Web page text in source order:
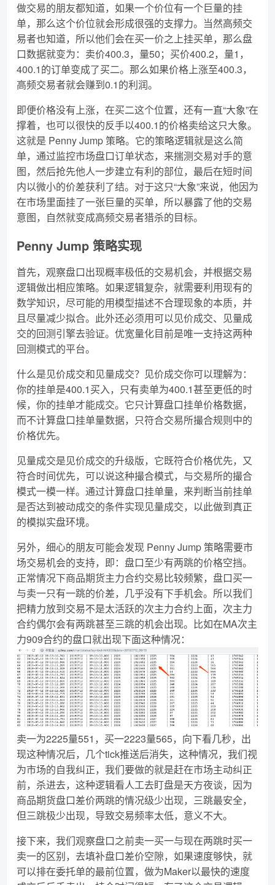
做交易的朋友都知道，如果一个价位有一个巨量的挂
单，那么这个价位就会形成很强的支撑力。当然高频交
易者也知道，所以他们会在买一价之上挂买单，那么盘
口数据就变为：卖价400.3，量50；买价400.2，量1，
400.1的订单变成了买二。那么如果价格上涨至400.3，
高频交易者就会赚到0.1的利润。
即便价格没有上涨，在买二这个位置，还有一直“大象”在
撑着，也可以很快的反手以400.1的价格卖给这只大象。
这就是 Penny Jump 策略。它的策略逻辑就是这么简
单，通过监控市场盘口订单状态，来揣测交易对手的意
图，然后抢先他人一步建立有利的部位，最后在短时间
内以微小的价差获利了结。对于这只“大象”来说，他因为
在市场里面挂了一张巨量的买单，所以暴露了他的交易
意图，自然就变成高频交易者猎杀的目标。
Penny Jump 策略实现
首先，观察盘口出现概率极低的交易机会，并根据交易
逻辑做出相应策略。如果逻辑复杂，就需要利用现有的
数学知识，尽可能的用模型描述不合理现象的本质，并
且尽量减少拟合。此外还必须用可以见价成交、见量成
交的回测引擎去验证。优宽量化目前是唯一支持这两种
回测模式的平台。
什么是见价成交和见量成交？见价成交你可以理解为：
你的挂单是400.1买入，只有卖单为400.1甚至更低的时
候，你的挂单才能成交。它只计算盘口挂单价格数据，
而不计算盘口挂单量数据，只符合交易所撮合规则中的
价格优先。
见量成交是见价成交的升级版，它既符合价格优先，又
符合时间优先，可以说这种撮合模式，与交易所的撮合
模式一模一样。通过计算盘口挂单量，来判断当前挂单
是否达到被动成交的条件实现见量成交，以此做到真正
的模拟实盘环境。
另外，细心的朋友可能会发现 Penny Jump 策略需要市
场交易机会的支持，即：盘口至少有两跳的价格空挡。
正常情况下商品期货主力合约交易比较频繁，盘口买一
与卖一只有一跳的价差，几乎没有下手机会。所以我们
把精力放到交易不是太活跃的次主力合约上面，次主力
合约偶尔会有两跳甚至三跳的机会出现。比如在MA次主
力909合约的盘口就出现下面这种情况：
卖一为2225量551，买一2223量565，向下看几秒，出
现这种情况后，几个tick推送后消失，这种情况，我们视
为市场的自我纠正，我们要做的就是赶在市场主动纠正
前，杀进去，这种逻辑看人工去盯盘是天方夜谈，因为
商品期货盘口差价两跳的情况级少出现，三跳最安全，
但三跳极少出现，导致交易频率太低，意义不大。
接下来，我们观察盘口之前卖一买一与现在两跳时买一
卖一的区别，去填补盘口差价空隙，如果速度够快，就
可以排在委托单的最前位置，做为Maker以最快的速度